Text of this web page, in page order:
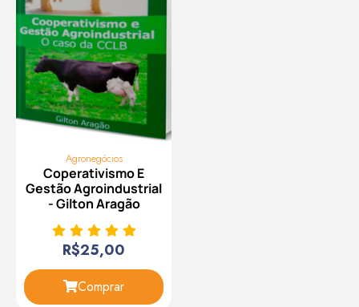
Agronegócios
Coperativismo E
Gestão Agroindustrial
- Gilton Aragão
R$25,00
Comprar